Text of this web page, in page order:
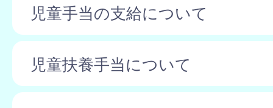
児童手当の支給について
児童扶養手当について